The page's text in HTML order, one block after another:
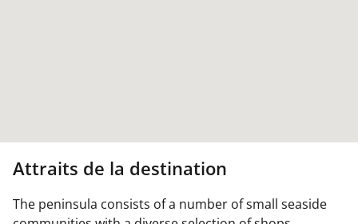
Attraits de la destination
The peninsula consists of a number of small seaside